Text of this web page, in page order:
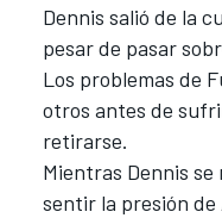
Dennis salió de la
pesar de pasar
Los problemas de
otros antes de
retirarse.
Mientras Dennis
sentir la presión de